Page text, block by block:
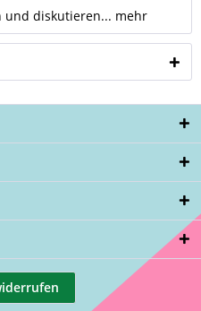
und diskutieren... mehr